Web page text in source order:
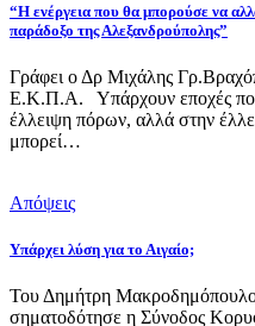
“Η ενέργεια που θα μπορούσε να
παράδοξο της Αλεξανδρούπολης”
Γράφει ο Δρ Μιχάλης
Ε.Κ.Π.Α. Υπάρχουν εποχές που
έλλειψη πόρων, αλλά στην
μπορεί…
Απόψεις
Υπάρχει λύση για το Αιγαίο;
Του Δημήτρη Μακροδημόπουλου
σηματοδότησε η Σύνοδος